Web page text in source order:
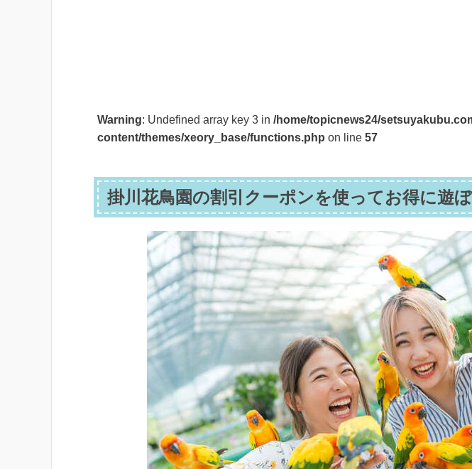
Warning: Undefined array key 3 in /home/topicnews24/
content/themes/xeory_base/functions.php on line 57
掛川花鳥園の割引クーポンを使ってお得に遊ぼ